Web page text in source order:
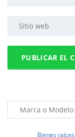
Bienes raíces